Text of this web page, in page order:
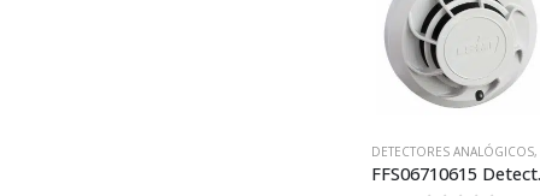
DETECTORES ANALÓGICOS,
FFS06710615